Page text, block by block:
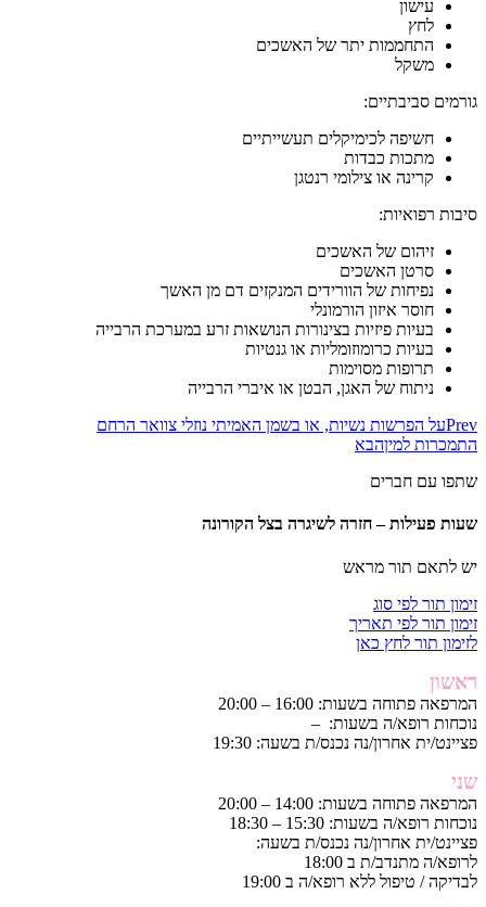
עישון
לחץ
התחממות יתר של האשכים
משקל
גורמים סביבתיים:
חשיפה לכימיקלים תעשייתיים
מתכות כבדות
קרינה או צילומי רנטגן
סיבות רפואיות:
זיהום של האשכים
סרטן האשכים
נפיחות של הוורידים המנקזים דם מן האשך
חוסר איזון הורמונלי
בעיות פיזיות בצינורות הנושאות זרע במערכת הרבייה
בעיות כרומוזומליות או גנטיות
תרופות מסוימות
ניתוח של האגן, הבטן או איברי הרבייה
Prevעל הפרשות נשיות, או בשמן האמיתי נוזלי צוואר הרחם
התמכרות למיןהבא
שתפו עם חברים
שעות פעילות – חזרה לשיגרה בצל הקורונה
יש לתאם תור מראש
זימון תור לפי סוג
זימון תור לפי תאריך
לזימון תור לחץ כאן
ראשון
המרפאה פתוחה בשעות: 16:00 – 20:00
נוכחות רופא/ה בשעות: –
פציינט/ית אחרון/נה נכנס/ת בשעה: 19:30
שני
המרפאה פתוחה בשעות: 14:00 – 20:00
נוכחות רופא/ה בשעות: 15:30 – 18:30
פציינט/ית אחרון/נה נכנס/ת בשעה:
לרופא/ה מתנדב/ת ב 18:00
לבדיקה / טיפול ללא רופא/ה ב 19:00